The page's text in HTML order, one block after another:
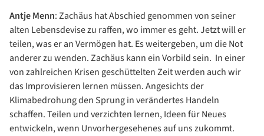
Antje Menn: Zachäus hat Abschied genommen von seiner
alten Lebensdevise zu raffen, wo immer es geht. Jetzt will er
teilen, was er an Vermögen hat. Es weitergeben, um die Not
anderer zu wenden. Zachäus kann ein Vorbild sein. In einer
von zahlreichen Krisen geschüttelten Zeit werden auch wir
das Improvisieren lernen müssen. Angesichts der
Klimabedrohung den Sprung in verändertes Handeln
schaffen. Teilen und verzichten lernen, Ideen für Neues
entwickeln, wenn Unvorhergesehenes auf uns zukommt.